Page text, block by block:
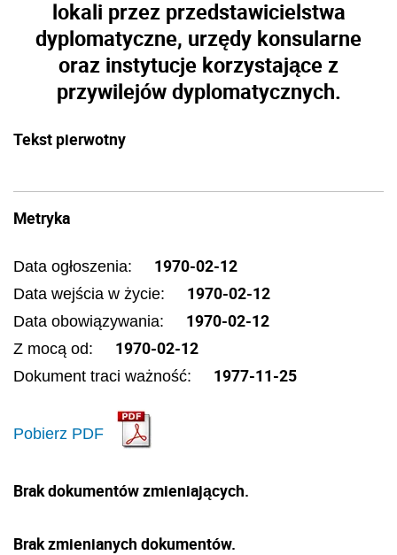
lokali przez przedstawicielstwa
dyplomatyczne, urzędy konsularne
oraz instytucje korzystające z
przywilejów dyplomatycznych.
Tekst pierwotny
Metryka
Data ogłoszenia: 1970-02-12
Data wejścia w życie: 1970-02-12
Data obowiązywania: 1970-02-12
Z mocą od: 1970-02-12
Dokument traci ważność: 1977-11-25
Pobierz PDF
Brak dokumentów zmieniających.
Brak zmienianych dokumentów.